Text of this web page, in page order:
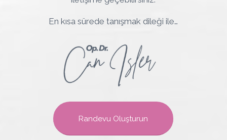
En kısa sürede tanışmak dileği ile…
Randevu Oluşturun